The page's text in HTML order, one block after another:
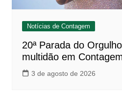
Notícias de Contagem
20ª Parada do
multidão em
3 de agosto de 2026